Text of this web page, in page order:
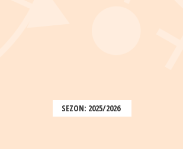
SEZON: 2025/2026